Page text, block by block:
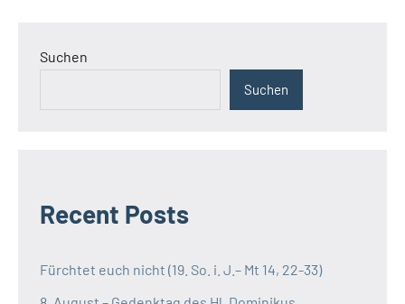
Suchen
Suchen
Recent Posts
Fürchtet euch nicht (19. So. i. J.– Mt 14, 22-33)